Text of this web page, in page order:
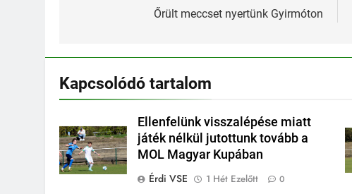
Őrült meccset nyertünk Gyirmóton
Kapcsolódó tartalom
Ellenfelünk visszalépése miatt
játék nélkül jutottunk tovább a
MOL Magyar Kupában
Érdi VSE
1 Hét Ezelőtt 0